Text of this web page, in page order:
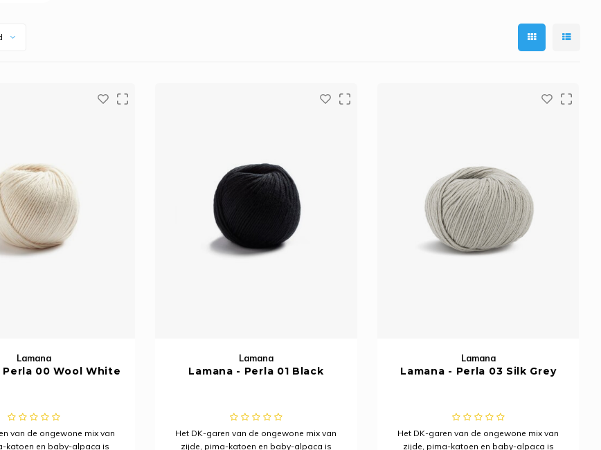
Lamana
Perla 00 Wool White
van de ongewone mix van
katoen en baby-alpaca is
Lamana
Lamana - Perla 01 Black
Het DK-garen van de ongewone mix van
zijde, pima-katoen en baby-alpaca is
Lamana
Lamana - Perla 03 Silk Grey
Het DK-garen van de ongewone mix van
zijde, pima-katoen en baby-alpaca is